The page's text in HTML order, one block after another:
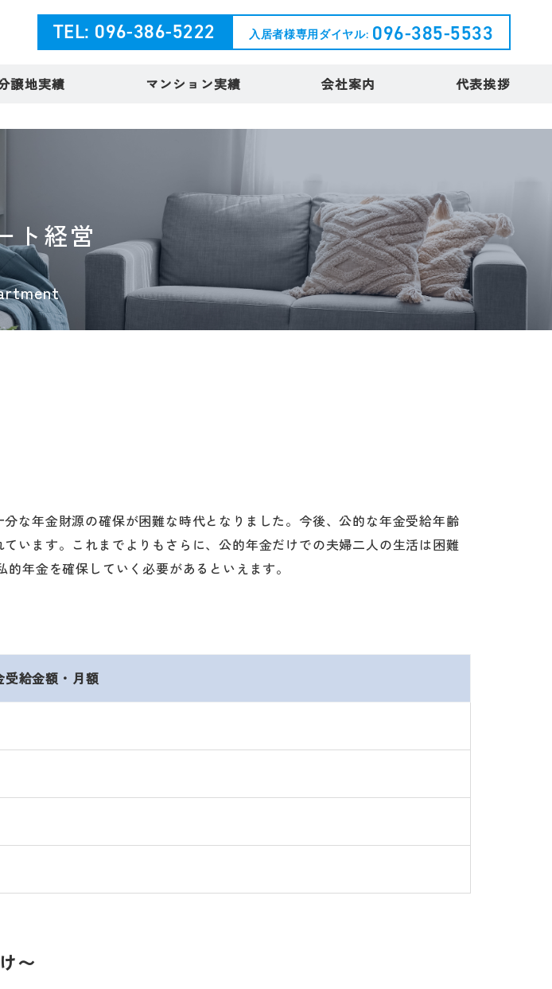
TEL: 096-386-5222 入居者様専用ダイヤル: 096-385-5533
譲地実績 マンション実績 会社案内 代表挨拶
ト経営
な年金財源の確保が困難な時代となりました。今後、公的な年金受給年齢
います。これまでよりもさらに、公的年金だけでの夫婦二人の生活は困難
年金を確保していく必要があるといえます。
給金額・月額
〜